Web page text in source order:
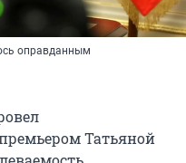
оправданным
Татьяной